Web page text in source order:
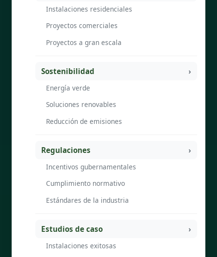
Instalaciones residenciales
Proyectos comerciales
Proyectos a gran escala
Sostenibilidad
Energía verde
Soluciones renovables
Reducción de emisiones
Regulaciones
Incentivos gubernamentales
Cumplimiento normativo
Estándares de la industria
Estudios de caso
Instalaciones exitosas